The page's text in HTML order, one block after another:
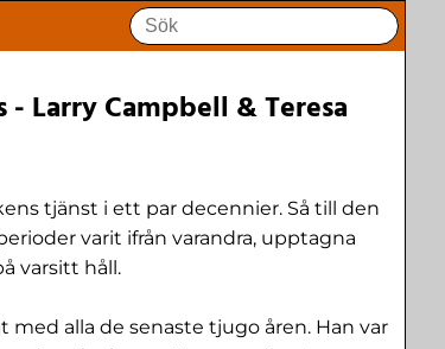
Larry Campbell & Teresa
tjänst i ett par decennier. Så till den
varit ifrån varandra, upptagna
varsitt håll.
med alla de senaste tjugo åren. Han var